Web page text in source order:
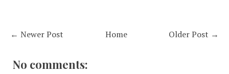
← Newer Post Older Post →
Home
No comments: